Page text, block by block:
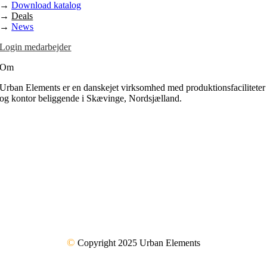
→Download katalog
→Deals
→News
Login medarbejder
Om
Urban Elements er en danskejet virksomhed med produktionsfaciliteter
og kontor beliggende i Skævinge, Nordsjælland.
© Copyright 2025 Urban Elements